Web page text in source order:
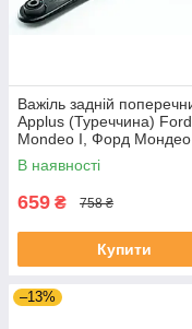
Важіль задній
Applus (Туреччина) Ford
Mondeo I, Форд
96 #21905AP UALGRWC4
В наявності
659 ₴ 758 ₴
Купити
–13%